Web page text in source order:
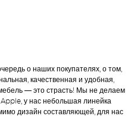
о наших покупателях, о том,
качественная и удобная,
— это страсть! Мы не делаем
у нас небольшая линейка
дизайн составляющей, для нас